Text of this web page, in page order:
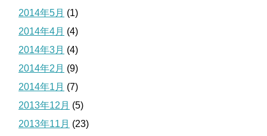
2014年5月 (1)
2014年4月 (4)
2014年3月 (4)
2014年2月 (9)
2014年1月 (7)
2013年12月 (5)
2013年11月 (23)